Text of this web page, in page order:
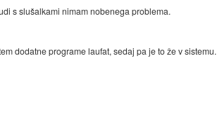
s slušalkami nimam nobenega problema.
dodatne programe laufat, sedaj pa je to že v sistemu.